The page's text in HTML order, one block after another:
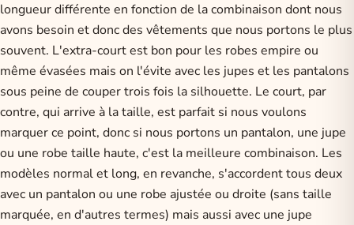
longueur différente en fonction de la combinaison dont nous
avons besoin et donc des vêtements que nous portons le plus
souvent. L'extra-court est bon pour les robes empire ou
même évasées mais on l'évite avec les jupes et les pantalons
sous peine de couper trois fois la silhouette. Le court, par
contre, qui arrive à la taille, est parfait si nous voulons
marquer ce point, donc si nous portons un pantalon, une jupe
ou une robe taille haute, c'est la meilleure combinaison. Les
modèles normal et long, en revanche, s'accordent tous deux
avec un pantalon ou une robe ajustée ou droite (sans taille
marquée, en d'autres termes) mais aussi avec une jupe